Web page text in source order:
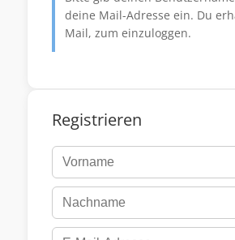
deine Mail-Adresse ein. Du
Mail, zum einzuloggen.
Registrieren